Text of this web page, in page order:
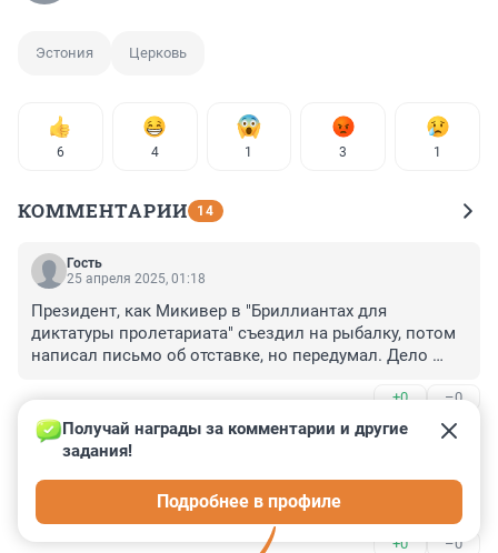
Эстония Церковь
6 4 1 3 1
КОММЕНТАРИИ 14
Гость
25 апреля 2025, 01:18
Президент, как Микивер в "Бриллиантах для
диктатуры пролетариата" съездил на рыбалку, потом
написал письмо об отставке, но передумал. Дело
+0 –0
Гость
24 апреля 2025, 22:56
эдускунта с рийкогу договорились, когда танкерные
якоря за кабели будем, наконец, закидывать в СМИ?))
+0 –0
Получай награды за комментарии и другие
задания!
Подробнее в профиле